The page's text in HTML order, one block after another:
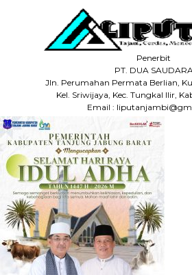
Penerbit
PT. DUA
Jln. Perumahan Permata Berlian,
Kel. Sriwijaya, Kec. Tungkal Ilir,
Email :
HP +62 831-5083-5655
HOME REDAKSI
DISCLAIMER
INFO
COPYRIGHT © 2026 LIPUTANJAMBI.ID -